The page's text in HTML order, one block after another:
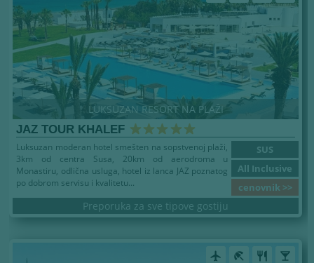
LUKSUZAN RESORT NA PLAŽI
JAZ TOUR KHALEF
SUS
All Inclusive
cenovnik >>
Luksuzan moderan hotel smešten na sopstvenoj plaži,
3km od centra Susa, 20km od aerodroma u
Monastiru, odlična usluga, hotel iz lanca JAZ poznatog
po dobrom servisu i kvalitetu...
Preporuka za sve tipove gostiju
airplanemode_active beach_access restaurant local_bar